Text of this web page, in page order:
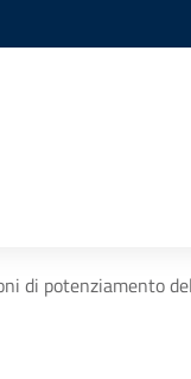
di potenziamento